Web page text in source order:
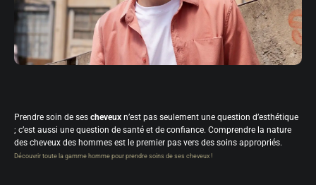
Prendre soin de ses cheveux n’est pas seulement une question d’esthétique
; c’est aussi une question de santé et de confiance. Comprendre la nature
des cheveux des hommes est le premier pas vers des soins appropriés.
Découvrir toute la gamme homme pour prendre soins de ses cheveux !